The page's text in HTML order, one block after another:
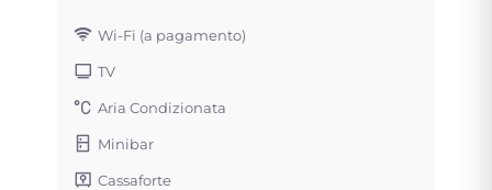
Wi-Fi (a pagamento)
TV
Aria Condizionata
Minibar
Cassaforte